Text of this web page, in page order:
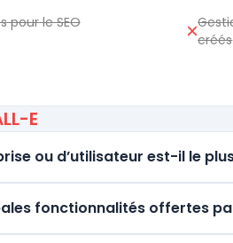
pour le SEO
créés
E
ou d’utilisateur est-il le
fonctionnalités offertes par